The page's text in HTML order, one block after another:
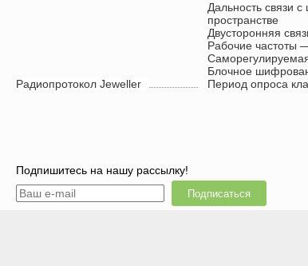
Радиопротокол Jeweller
Дальность связи
пространстве
Двусторонняя
Рабочие частоты
Блочное
Период опроса
Подпишитесь на нашу рассылку!
Подписаться